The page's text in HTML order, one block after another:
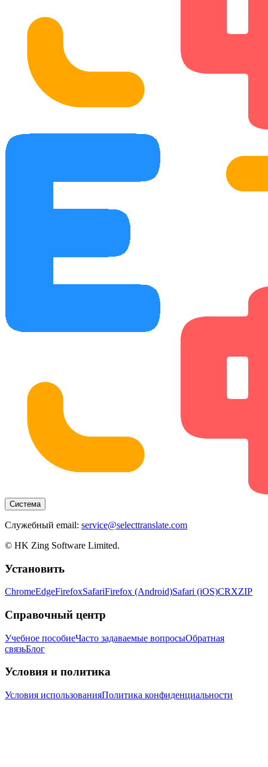
Система
Служебный email: service@selecttranslate.com
© HK Zing Software Limited.
Установить
ChromeEdgeFirefoxSafariFirefox (Android)Safari (iOS)CRXZIP
Справочный центр
Учебное пособиеЧасто задаваемые вопросыОбратная
связьБлог
Условия и политика
Условия использованияПолитика конфиденциальности